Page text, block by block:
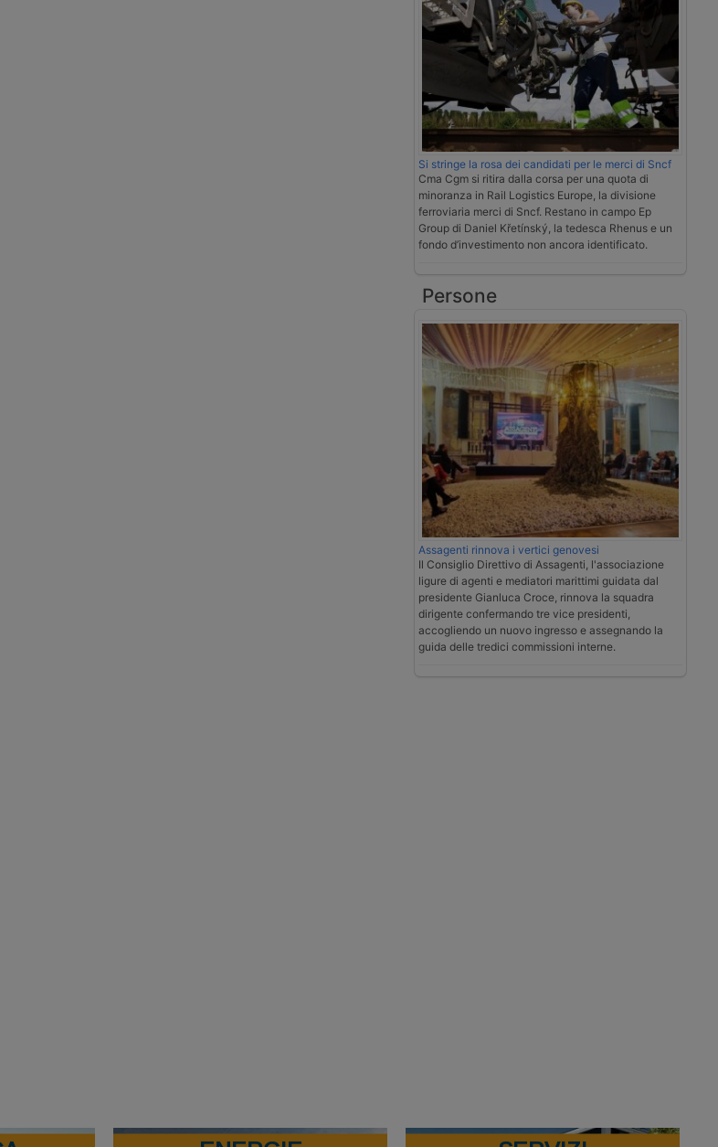
Si stringe la rosa dei candidati per le merci di Sncf
Cma Cgm si ritira dalla corsa per una quota di
minoranza in Rail Logistics Europe, la divisione
ferroviaria merci di Sncf. Restano in campo Ep
Group di Daniel Křetínský, la tedesca Rhenus e un
fondo d’investimento non ancora identificato.
Persone
Assagenti rinnova i vertici genovesi
Il Consiglio Direttivo di Assagenti, l'associazione
ligure di agenti e mediatori marittimi guidata dal
presidente Gianluca Croce, rinnova la squadra
dirigente confermando tre vice presidenti,
accogliendo un nuovo ingresso e assegnando la
guida delle tredici commissioni interne.